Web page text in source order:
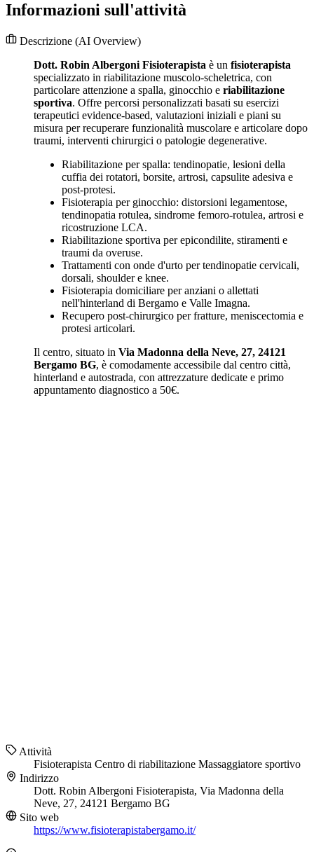
Informazioni sull'attività
Descrizione (AI Overview)
Dott. Robin Albergoni Fisioterapista è un fisioterapista
specializzato in riabilitazione muscolo-scheletrica, con
particolare attenzione a spalla, ginocchio e riabilitazione
sportiva. Offre percorsi personalizzati basati su esercizi
terapeutici evidence-based, valutazioni iniziali e piani su
misura per recuperare funzionalità muscolare e articolare dopo
traumi, interventi chirurgici o patologie degenerative.
Riabilitazione per spalla: tendinopatie, lesioni della
cuffia dei rotatori, borsite, artrosi, capsulite adesiva e
post-protesi.
Fisioterapia per ginocchio: distorsioni legamentose,
tendinopatia rotulea, sindrome femoro-rotulea, artrosi e
ricostruzione LCA.
Riabilitazione sportiva per epicondilite, stiramenti e
traumi da overuse.
Trattamenti con onde d'urto per tendinopatie cervicali,
dorsali, shoulder e knee.
Fisioterapia domiciliare per anziani o allettati
nell'hinterland di Bergamo e Valle Imagna.
Recupero post-chirurgico per fratture, meniscectomia e
protesi articolari.
Il centro, situato in Via Madonna della Neve, 27, 24121
Bergamo BG, è comodamente accessibile dal centro città,
hinterland e autostrada, con attrezzature dedicate e primo
appuntamento diagnostico a 50€.
Attività
Fisioterapista Centro di riabilitazione Massaggiatore sportivo
Indirizzo
Dott. Robin Albergoni Fisioterapista, Via Madonna della
Neve, 27, 24121 Bergamo BG
Sito web
https://www.fisioterapistabergamo.it/